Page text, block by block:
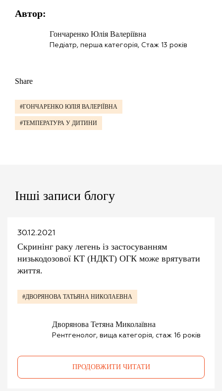
Автор:
Гончаренко Юлія Валеріївна
Педіатр, перша категорія, Стаж 13 років
Share
#ГОНЧАРЕНКО ЮЛІЯ ВАЛЕРІЇВНА
#ТЕМПЕРАТУРА У ДИТИНИ
Інші записи блогу
30.12.2021
Скринінг раку легень із застосуванням
низькодозової КТ (НДКТ) ОГК може врятувати
життя.
#ДВОРЯНОВА ТАТЬЯНА НИКОЛАЕВНА
Дворянова Тетяна Миколаївна
Рентгенолог, вища категорія, стаж 16 років
ПРОДОВЖИТИ ЧИТАТИ